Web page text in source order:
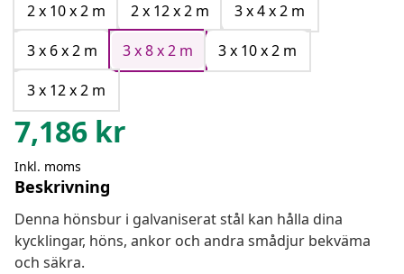
2 x 10 x 2 m
2 x 12 x 2 m
3 x 4 x 2 m
3 x 6 x 2 m
3 x 8 x 2 m
3 x 10 x 2 m
3 x 12 x 2 m
7,186 kr
Inkl. moms
Beskrivning
Denna hönsbur i galvaniserat stål kan hålla dina
kycklingar, höns, ankor och andra smådjur bekväma
och säkra.